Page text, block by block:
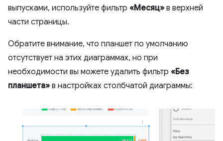
выпусками, используйте фильтр «Месяц» в верхней
части страницы.
Обратите внимание, что планшет по умолчанию
отсутствует на этих диаграммах, но при
необходимости вы можете удалить фильтр «Без
планшета» в настройках столбчатой ​​диаграммы: